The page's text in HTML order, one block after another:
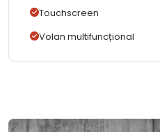
Touchscreen
Volan multifuncțional